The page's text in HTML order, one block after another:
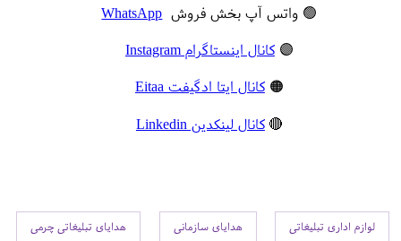
🟢 واتس آپ بخش فروش WhatsApp
🟣کانال اینستاگرام Instagram
🟠کانال ایتا ادگیفت Eitaa
🔴 کانال لینکدین Linkedin
لوازم اداری تبلیغاتی هدایای سازمانی هدایای تبلیغاتی چرمی